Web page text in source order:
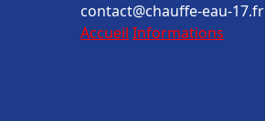
contact@chauffe-eau-17.fr
Accueil Informations